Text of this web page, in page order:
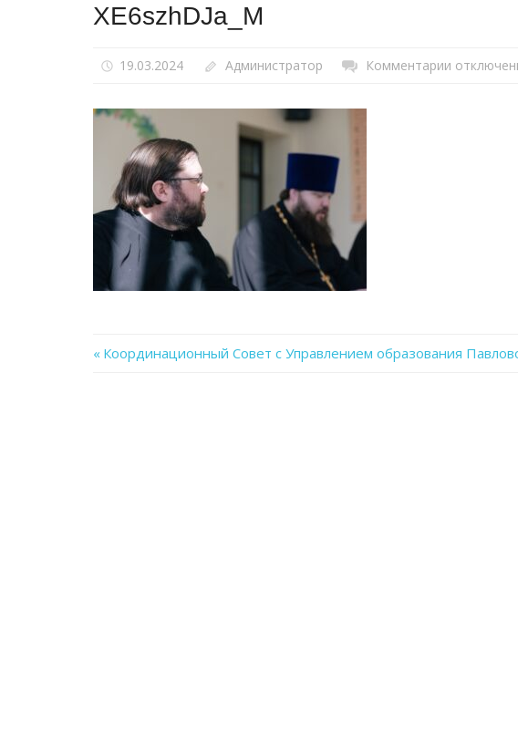
XE6szhDJa_M
19.03.2024 Администратор Комментарии к
Previous
Координационный Совет с Управлением образования